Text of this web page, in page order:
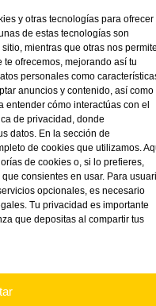
y otras tecnologías para ofrecer
de estas tecnologías son
mientras que otras nos
ofrecemos, mejorando así tu
personales como
anuncios y contenido, así como
cómo interactúas con el
de privacidad, donde
datos. En la sección de
de cookies que utilizamos.
de cookies o, si lo prefieres,
consientes en usar. Para
opcionales, es necesario
Tu privacidad es importante
que depositas al compartir tus